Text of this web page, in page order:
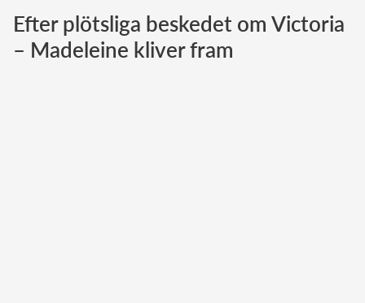
Norska kungahuset
Danska kungahuset
Efter plötsliga beskedet om Victoria
– Madeleine kliver fram